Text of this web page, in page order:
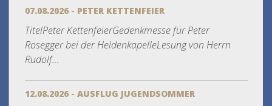
07.08.2026 - PETER KETTENFEIER
TitelPeter KettenfeierGedenkmesse für Peter
Rosegger bei der HeldenkapelleLesung von Herrn
Rudolf...
12.08.2026 - AUSFLUG JUGENDSOMMER